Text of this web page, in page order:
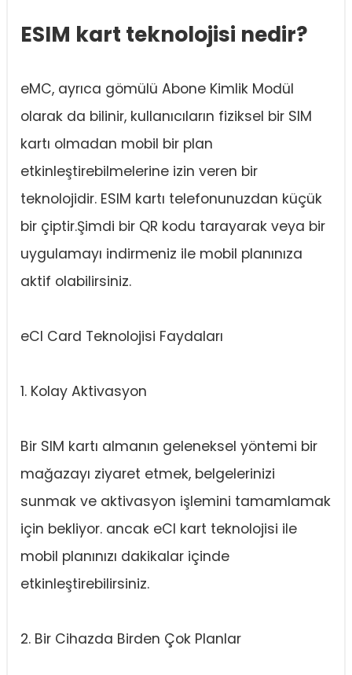
ESIM kart teknolojisi nedir?
eMC, ayrıca gömülü Abone Kimlik Modül
olarak da bilinir, kullanıcıların fiziksel bir SIM
kartı olmadan mobil bir plan
etkinleştirebilmelerine izin veren bir
teknolojidir. ESIM kartı telefonunuzdan küçük
bir çiptir.Şimdi bir QR kodu tarayarak veya bir
uygulamayı indirmeniz ile mobil planınıza
aktif olabilirsiniz.
eCI Card Teknolojisi Faydaları
1. Kolay Aktivasyon
Bir SIM kartı almanın geleneksel yöntemi bir
mağazayı ziyaret etmek, belgelerinizi
sunmak ve aktivasyon işlemini tamamlamak
için bekliyor. ancak eCI kart teknolojisi ile
mobil planınızı dakikalar içinde
etkinleştirebilirsiniz.
2. Bir Cihazda Birden Çok Planlar